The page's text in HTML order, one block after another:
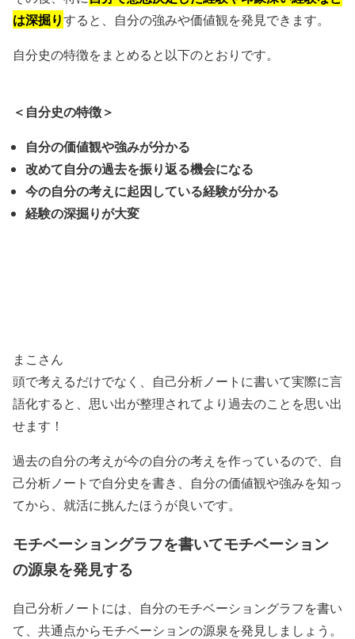
は深掘りすると、自分の強みや価値観を発見できます。
自分史の特徴をまとめると以下のとおりです。
＜自分史の特徴＞
自分の価値観や強みが分かる
改めて自分の過去を振り返る機会になる
今の自分の考えに起因している経験が分かる
経験の深掘りが大変
まこさん
頭で考えるだけでなく、自己分析ノートに書いて実際に言
語化すると、思い出が整理されてより過去のことを思い出
せます！
過去の自分の考えが今の自分の考えを作っているので、自
己分析ノートで自分史を書き、自分の価値観や強みを知っ
てから、就活に挑んたほうが良いです。
モチベーショングラフを書いてモチベーション
の源泉を発見する
自己分析ノートには、自分のモチベーショングラフを書い
て、共通点からモチベーションの源泉を発見しましょう。